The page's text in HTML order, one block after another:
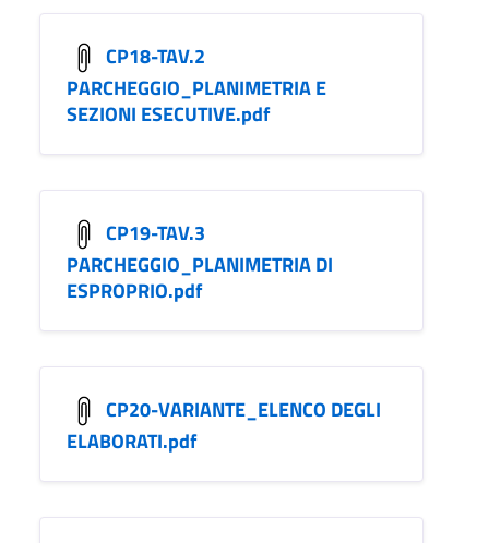
CP18-TAV.2
PARCHEGGIO_PLANIMETRIA E
SEZIONI ESECUTIVE.pdf
CP19-TAV.3
PARCHEGGIO_PLANIMETRIA DI
ESPROPRIO.pdf
CP20-VARIANTE_ELENCO DEGLI
ELABORATI.pdf